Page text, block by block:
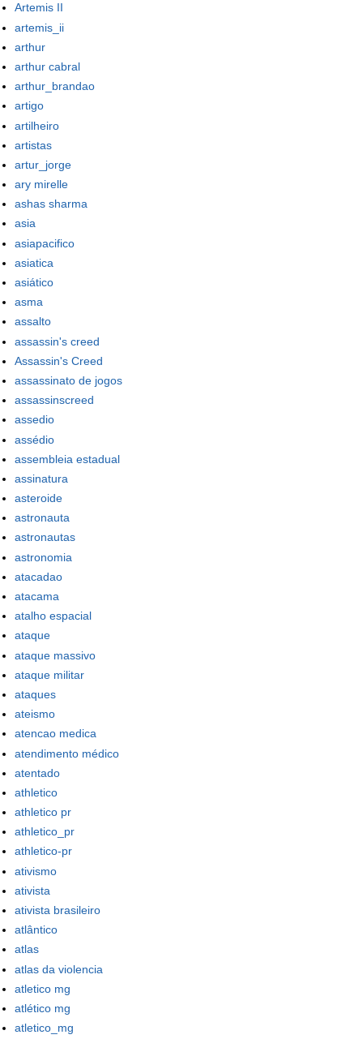
Artemis II
artemis_ii
arthur
arthur cabral
arthur_brandao
artigo
artilheiro
artistas
artur_jorge
ary mirelle
ashas sharma
asia
asiapacifico
asiatica
asiático
asma
assalto
assassin's creed
Assassin's Creed
assassinato de jogos
assassinscreed
assedio
assédio
assembleia estadual
assinatura
asteroide
astronauta
astronautas
astronomia
atacadao
atacama
atalho espacial
ataque
ataque massivo
ataque militar
ataques
ateismo
atencao medica
atendimento médico
atentado
athletico
athletico pr
athletico_pr
athletico-pr
ativismo
ativista
ativista brasileiro
atlântico
atlas
atlas da violencia
atletico mg
atlético mg
atletico_mg